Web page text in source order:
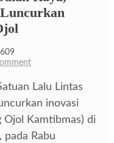
Lalu Lintas
inovasi
Ojol Kamtibmas) di
pada Rabu